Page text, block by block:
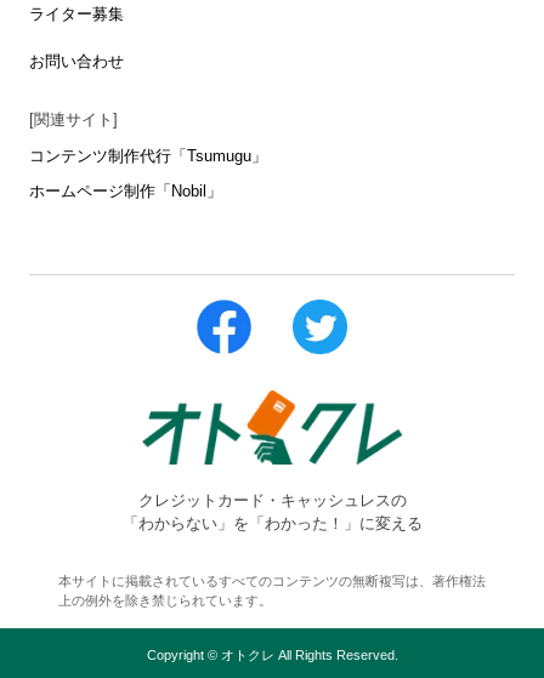
ライター募集
お問い合わせ
[関連サイト]
コンテンツ制作代行「Tsumugu」
ホームページ制作「Nobil」
クレジットカード・キャッシュレスの
「わからない」を「わかった！」に変える
本サイトに掲載されているすべてのコンテンツの無断複写は、著作権法
上の例外を除き禁じられています。
Copyright © オトクレ All Rights Reserved.